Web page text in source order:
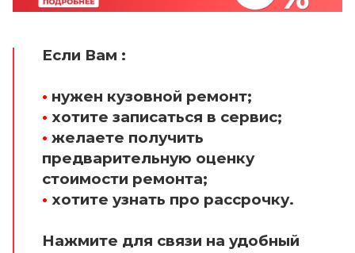
Если Вам :
• нужен кузовной ремонт;
• хотите записаться в сервис;
• желаете получить
предварительную оценку
стоимости ремонта;
• хотите узнать про рассрочку.
Нажмите для связи на удобный